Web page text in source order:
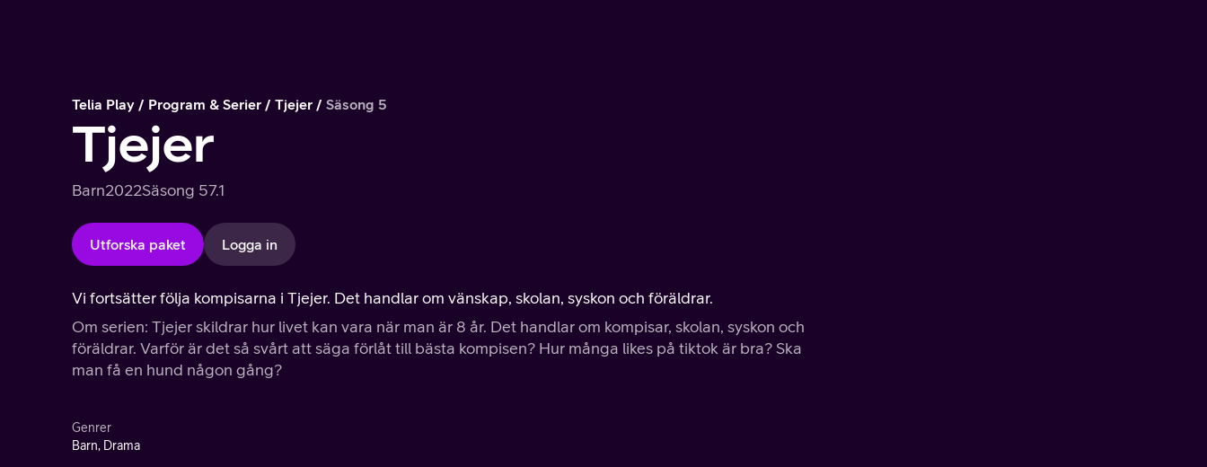
Telia Play Program & Serier Tjejer Säsong 5
Tjejer
Barn2022Säsong 57.1
Utforska paket Logga in
Vi fortsätter följa kompisarna i Tjejer. Det handlar om vänskap, skolan, syskon och föräldrar.
Om serien: Tjejer skildrar hur livet kan vara när man är 8 år. Det handlar om kompisar, skolan, syskon och
föräldrar. Varför är det så svårt att säga förlåt till bästa kompisen? Hur många likes på tiktok är bra? Ska
man få en hund någon gång?
Genrer
Barn, Drama